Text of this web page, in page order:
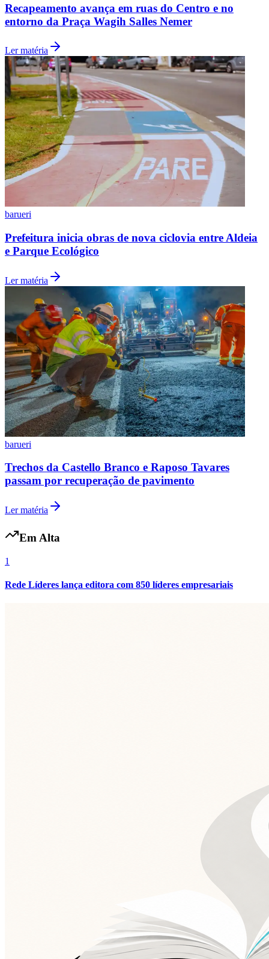
Corinthians
Palmeiras
Recapeamento avança em ruas do Centro e no
entorno da Praça Wagih Salles Nemer
Ler matéria
barueri
Prefeitura inicia obras de nova ciclovia entre Aldeia
e Parque Ecológico
Ler matéria
barueri
Trechos da Castello Branco e Raposo Tavares
passam por recuperação de pavimento
Ler matéria
Em Alta
1
Rede Líderes lança editora com 850 líderes empresariais